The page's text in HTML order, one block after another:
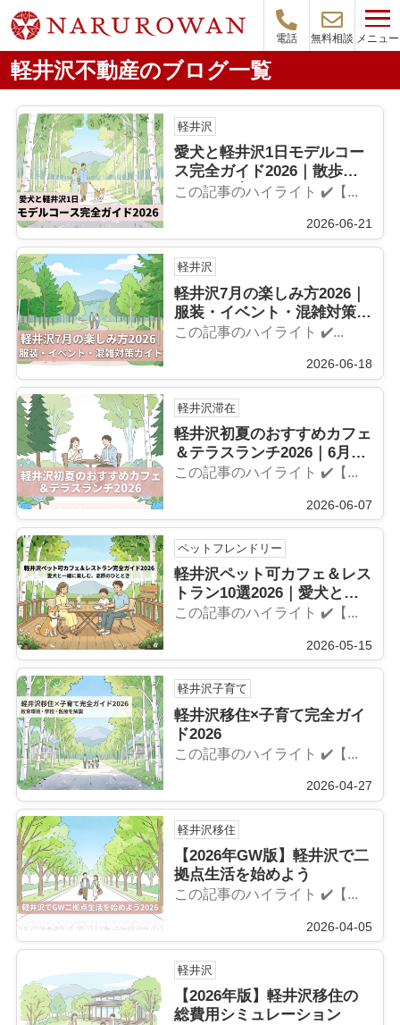
電話 無料相談 メニュー
軽井沢不動産のブログ一覧
軽井沢
愛犬と軽井沢1日モデルコー
ス完全ガイド2026｜散歩・
カフェ・宿泊
この記事のハイライト ✔️【...
2026-06-21
軽井沢
軽井沢7月の楽しみ方2026｜
服装・イベント・混雑対策ガ
イド
この記事のハイライト ✔️...
2026-06-18
軽井沢滞在
軽井沢初夏のおすすめカフェ
＆テラスランチ2026｜6月限
定メニュー特集
この記事のハイライト ✔️【...
2026-06-07
ペットフレンドリー
軽井沢ペット可カフェ＆レス
トラン10選2026｜愛犬との
お出かけに
この記事のハイライト ✔️【...
2026-05-15
軽井沢子育て
軽井沢移住×子育て完全ガイ
ド2026
この記事のハイライト ✔️【...
2026-04-27
軽井沢移住
【2026年GW版】軽井沢で二
拠点生活を始めよう
この記事のハイライト ✔️【...
2026-04-05
軽井沢
【2026年版】軽井沢移住の
総費用シミュレーション